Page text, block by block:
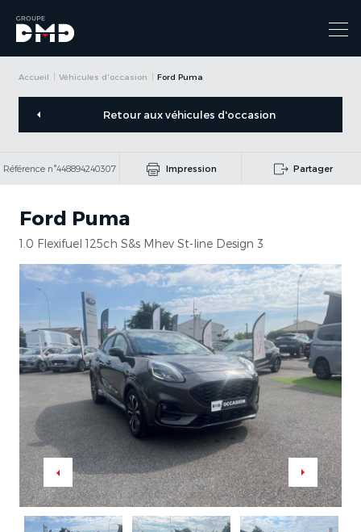
Accueil Véhicules d'occasion Ford Puma
Retour aux véhicules d'occasion
Référence n°448894240307 Impression Partager
Ford Puma
1.0 Flexifuel 125ch S&s Mhev St-line Design 3